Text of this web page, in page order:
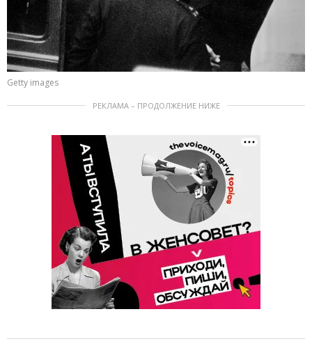
Getty images
РЕКЛАМА – ПРОДОЛЖЕНИЕ НИЖЕ